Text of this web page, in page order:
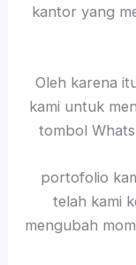
kantor yang
Oleh karena
kami untuk
tombol
portofolio
telah kami
mengubah